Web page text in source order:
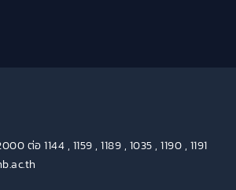
ต่อ 1144 , 1159 , 1189 , 1035 , 1190 , 1191